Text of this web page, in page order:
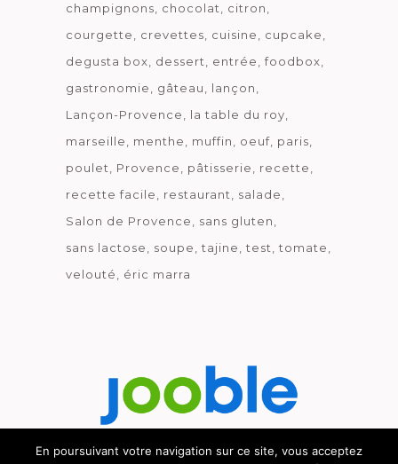
champignons
chocolat
citron
courgette
crevettes cuisine
cupcake
degusta box
dessert entrée
foodbox
gastronomie
gâteau
lançon
Lançon-Provence
la table du roy
marseille
menthe muffin oeuf paris
poulet
Provence pâtisserie
recette
recette facile
restaurant
salade
Salon de Provence
sans gluten
sans lactose
soupe tajine test
tomate
velouté
éric marra
En poursuivant votre navigation sur ce site, vous acceptez